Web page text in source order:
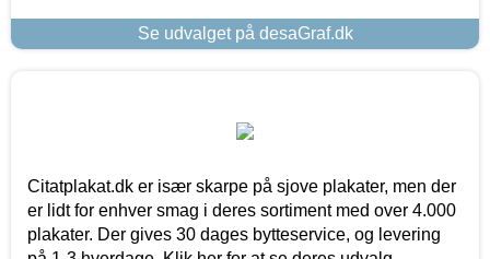
Se udvalget på desaGraf.dk
Citatplakat.dk er især skarpe på sjove plakater, men der
er lidt for enhver smag i deres sortiment med over 4.000
plakater. Der gives 30 dages bytteservice, og levering